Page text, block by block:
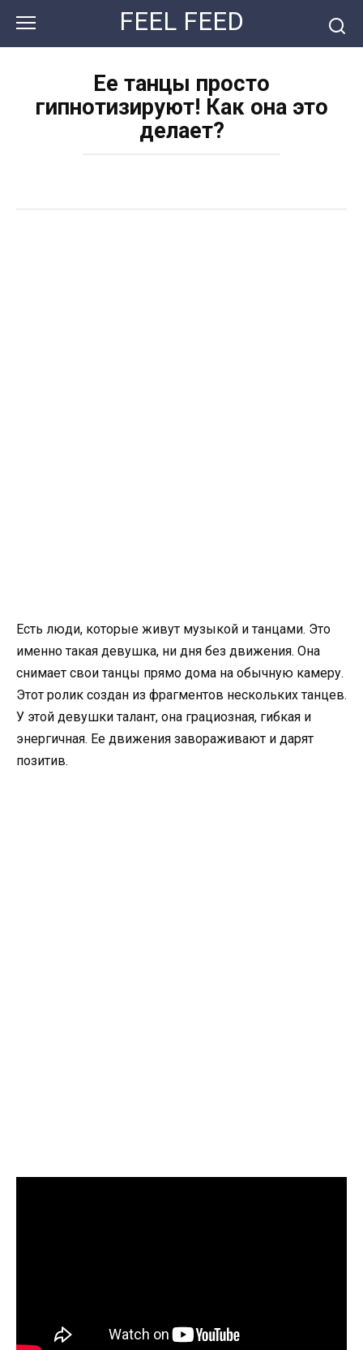
контенту
FEEL FEED
Ее танцы просто
гипнотизируют! Как она это
делает?
Есть люди, которые живут музыкой и танцами. Это
именно такая девушка, ни дня без движения. Она
снимает свои танцы прямо дома на обычную камеру.
Этот ролик создан из фрагментов нескольких танцев.
У этой девушки талант, она грациозная, гибкая и
энергичная. Ее движения завораживают и дарят
позитив.